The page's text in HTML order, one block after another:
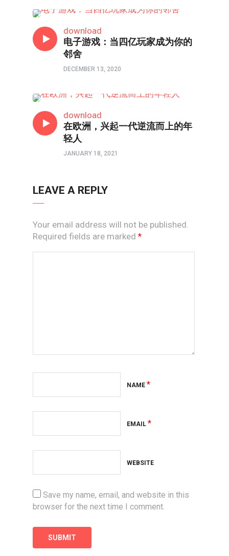
download
电子游戏：当四亿玩家成为你的
邻舍
DECEMBER 13, 2020
download
在欧洲，兴起一代逆流而上的年
轻人
JANUARY 18, 2021
LEAVE A REPLY
Your email address will not be published.
Required fields are marked *
NAME *
EMAIL *
WEBSITE
Save my name, email, and website in this
browser for the next time I comment.